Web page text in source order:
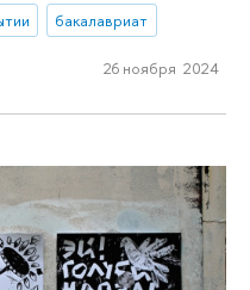
бакалавриат
26 ноября 2024